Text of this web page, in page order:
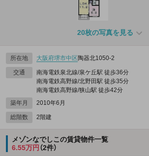
20枚の写真を見る
所在地 大阪府堺市中区陶器北1050‐2
交通
南海電鉄泉北線/泉ケ丘駅 徒歩36分
南海電鉄高野線/北野田駅 徒歩35分
南海電鉄高野線/狭山駅 徒歩42分
築年月
2010年6月
総階数 2階建
メゾンなでしこの賃貸物件一覧
6.55万円 （2件）